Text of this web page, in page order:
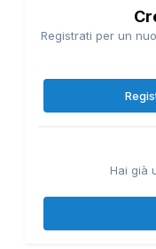
Registrati per un
Hai già